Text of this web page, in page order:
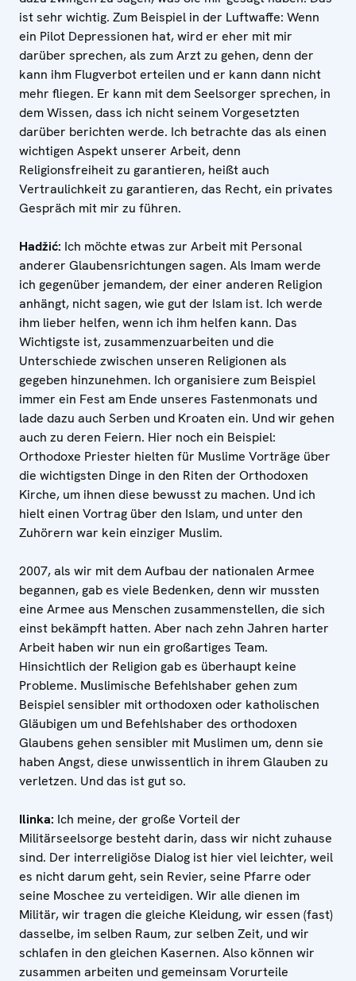
ist sehr wichtig. Zum Beispiel in der Luftwaffe: Wenn
ein Pilot Depressionen hat, wird er eher mit mir
darüber sprechen, als zum Arzt zu gehen, denn der
kann ihm Flugverbot erteilen und er kann dann nicht
mehr fliegen. Er kann mit dem Seelsorger sprechen, in
dem Wissen, dass ich nicht seinem Vorgesetzten
darüber berichten werde. Ich betrachte das als einen
wichtigen Aspekt unserer Arbeit, denn
Religionsfreiheit zu garantieren, heißt auch
Vertraulichkeit zu garantieren, das Recht, ein privates
Gespräch mit mir zu führen.
Hadžić: Ich möchte etwas zur Arbeit mit Personal
anderer Glaubensrichtungen sagen. Als Imam werde
ich gegenüber jemandem, der einer anderen Religion
anhängt, nicht sagen, wie gut der Islam ist. Ich werde
ihm lieber helfen, wenn ich ihm helfen kann. Das
Wichtigste ist, zusammenzuarbeiten und die
Unterschiede zwischen unseren Religionen als
gegeben hinzunehmen. Ich organisiere zum Beispiel
immer ein Fest am Ende unseres Fastenmonats und
lade dazu auch Serben und Kroaten ein. Und wir gehen
auch zu deren Feiern. Hier noch ein Beispiel:
Orthodoxe Priester hielten für Muslime Vorträge über
die wichtigsten Dinge in den Riten der Orthodoxen
Kirche, um ihnen diese bewusst zu machen. Und ich
hielt einen Vortrag über den Islam, und unter den
Zuhörern war kein einziger Muslim.
2007, als wir mit dem Aufbau der nationalen Armee
begannen, gab es viele Bedenken, denn wir mussten
eine Armee aus Menschen zusammenstellen, die sich
einst bekämpft hatten. Aber nach zehn Jahren harter
Arbeit haben wir nun ein großartiges Team.
Hinsichtlich der Religion gab es überhaupt keine
Probleme. Muslimische Befehlshaber gehen zum
Beispiel sensibler mit orthodoxen oder katholischen
Gläubigen um und Befehlshaber des orthodoxen
Glaubens gehen sensibler mit Muslimen um, denn sie
haben Angst, diese unwissentlich in ihrem Glauben zu
verletzen. Und das ist gut so.
Ilinka: Ich meine, der große Vorteil der
Militärseelsorge besteht darin, dass wir nicht zuhause
sind. Der interreligiöse Dialog ist hier viel leichter, weil
es nicht darum geht, sein Revier, seine Pfarre oder
seine Moschee zu verteidigen. Wir alle dienen im
Militär, wir tragen die gleiche Kleidung, wir essen (fast)
dasselbe, im selben Raum, zur selben Zeit, und wir
schlafen in den gleichen Kasernen. Also können wir
zusammen arbeiten und gemeinsam Vorurteile